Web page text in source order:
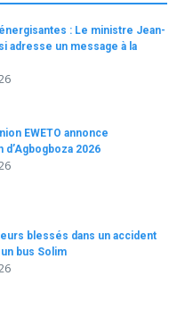
: Le ministre Jean-
adresse un message à la
EWETO annonce
d’Agbogboza 2026
blessés dans un accident
bus Solim